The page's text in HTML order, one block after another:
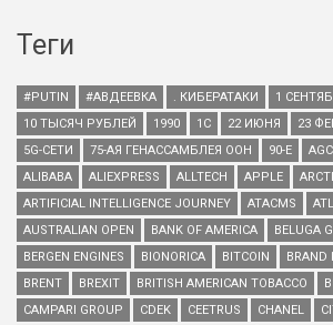
Теги
#PUTIN #АВДЕЕВКА . КИБЕРАТАКИ
1
10 ТЫСЯЧ РУБЛЕЙ
1990 1С 22 ИЮНЯ 23
5G-СЕТИ
75-АЯ ГЕНАССАМБЛЕЯ ООН 90-Е
ALIBABA
ALIEXPRESS ALLTECH APPLE
ARTIFICIAL INTELLIGENCE JOURNEY
ATACMS
AUSTRALIAN OPEN
BANK OF AMERICA
BELUGA
BERGEN ENGINES
BIONORICA BITCOIN
BRAND
BRENT
BREXIT BRITISH AMERICAN TOBACCO
CAMPARI GROUP
CDEK CEETRUS CHANEL